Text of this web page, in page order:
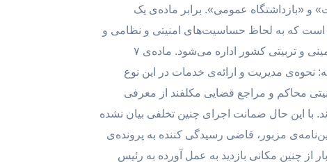
و «بازداشتگاه عمومی». برابر ماده‌ی یک
امنیتی محل نگهداری متهمانی است که به لحاظ حساسیت‌های امنیتی و نظامی و
با قرار کتبی مقامات صلاحیت‌دار تا تصمیم نهایی به آن‌جا معرفی می‌شوند و تحت نظر سازمان زندان‌ها و اقدامات تأمینی و تربیتی کشور اداره می‌شود. ماده‌ی ۷
نحوه‌ی مدیریت و ارائه‌ی خدمات در این نوع
۵). هم‌چنین مستند به ماده‌ی ۷ آیین‌نامه‌، بازداشتگاه امنیتی محاکم و مراجع قضایی مکلفند از معرفی
با این حال ضمانت اجرای چنین تخلفی بیان نشده
تکلیف مامورین زندان در چنین موردی مشخص نیست. علاوه بر این مقررات سازمان زندان‌ها برابر ماده‌ی ۲ آیین‌نامه‌ی مزبور، قاضی رسیدگی کننده به پرونده‌ی
از چنین مکانی بازدید به عمل آورده به رئیس